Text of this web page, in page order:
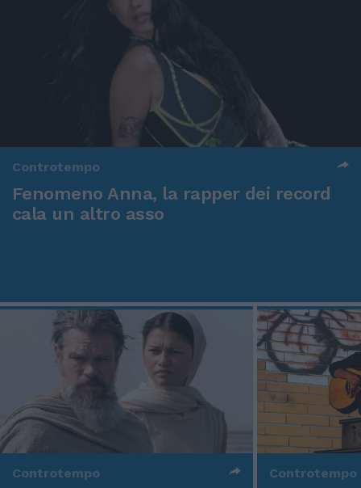
Controtempo
Fenomeno Anna, la rapper dei record
cala un altro asso
Controtempo Controtempo